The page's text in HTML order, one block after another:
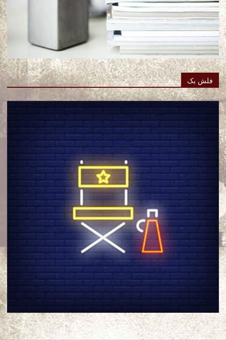
فلش بک